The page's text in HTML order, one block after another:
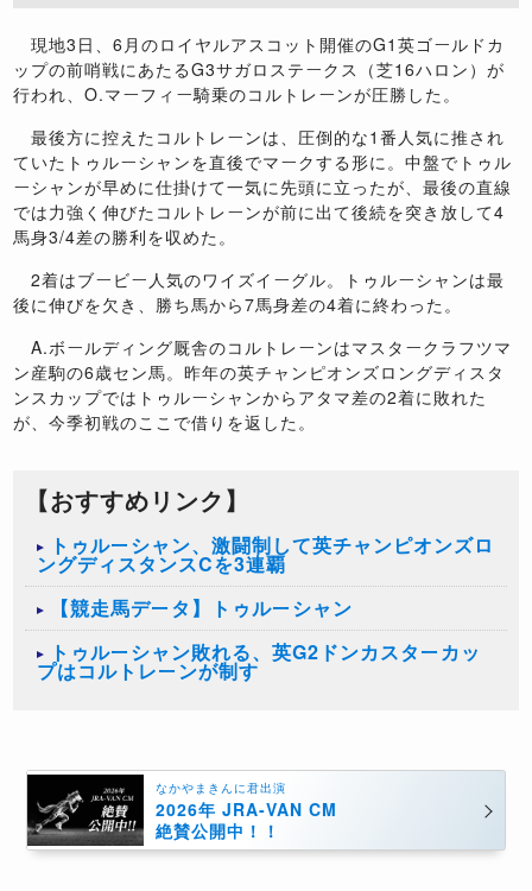
現地3日、6月のロイヤルアスコット開催のG1英ゴールドカ
ップの前哨戦にあたるG3サガロステークス（芝16ハロン）が
行われ、O.マーフィー騎乗のコルトレーンが圧勝した。
最後方に控えたコルトレーンは、圧倒的な1番人気に推され
ていたトゥルーシャンを直後でマークする形に。中盤でトゥル
ーシャンが早めに仕掛けて一気に先頭に立ったが、最後の直線
では力強く伸びたコルトレーンが前に出て後続を突き放して4
馬身3/4差の勝利を収めた。
2着はブービー人気のワイズイーグル。トゥルーシャンは最
後に伸びを欠き、勝ち馬から7馬身差の4着に終わった。
A.ボールディング厩舎のコルトレーンはマスタークラフツマ
ン産駒の6歳セン馬。昨年の英チャンピオンズロングディスタ
ンスカップではトゥルーシャンからアタマ差の2着に敗れた
が、今季初戦のここで借りを返した。
【おすすめリンク】
トゥルーシャン、激闘制して英チャンピオンズロ
ングディスタンスCを3連覇
【競走馬データ】トゥルーシャン
トゥルーシャン敗れる、英G2ドンカスターカッ
プはコルトレーンが制す
なかやまきんに君出演
2026年 JRA-VAN CM
絶賛公開中！！